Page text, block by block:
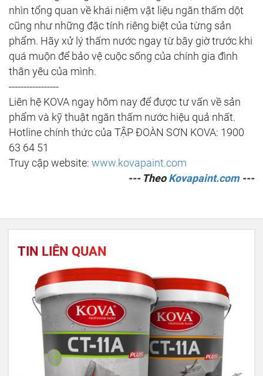
nhìn tổng quan về khái niệm vật liệu ngăn thấm dột
cũng như những đặc tính riêng biệt của từng sản
phẩm. Hãy xử lý thấm nước ngay từ bây giờ trước khi
quá muộn để bảo vệ cuộc sống của chính gia đình
thân yêu của mình.
-----------------
Liên hệ KOVA ngay hôm nay để được tư vấn về sản
phẩm và kỹ thuật ngăn thấm nước hiệu quả nhất.
Hotline chính thức của TẬP ĐOÀN SƠN KOVA: 1900
63 64 51
Truy cập website: www.kovapaint.com
--- TheoKovapaint.com---
TIN LIÊN QUAN